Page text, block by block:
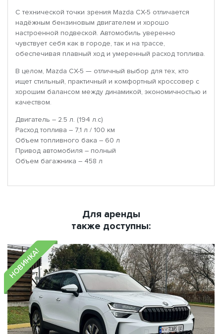
С технической точки зрения Mazda CX-5 отличается
надёжным бензиновым двигателем и хорошо
настроенной подвеской. Автомобиль уверенно
чувствует себя как в городе, так и на трассе,
обеспечивая плавный ход и умеренный расход топлива.
В целом, Mazda CX-5 — отличный выбор для тех, кто
ищет стильный, практичный и комфортный кроссовер с
хорошим балансом между динамикой, экономичностью и
качеством.
Двигатель – 2.5 л. (194 л.с)
Расход топлива – 7,1 л / 100 км
Объем топливного бака – 60 л
Привод автомобиля – полный
Объем багажника – 458 л
Для аренды
также доступны:
НОВИНКА!